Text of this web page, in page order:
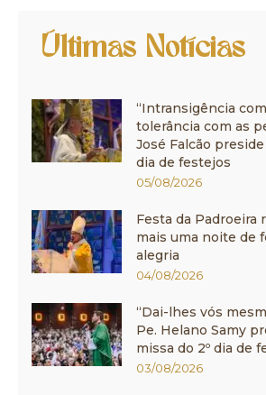
Últimas Notícias
“Intransigência
tolerância com as
José Falcão
dia de festejos
05/08/2026
Festa da Padroeira
mais uma noite de
alegria
04/08/2026
“Dai-lhes vós
Pe. Helano Samy
missa do 2º dia de
03/08/2026